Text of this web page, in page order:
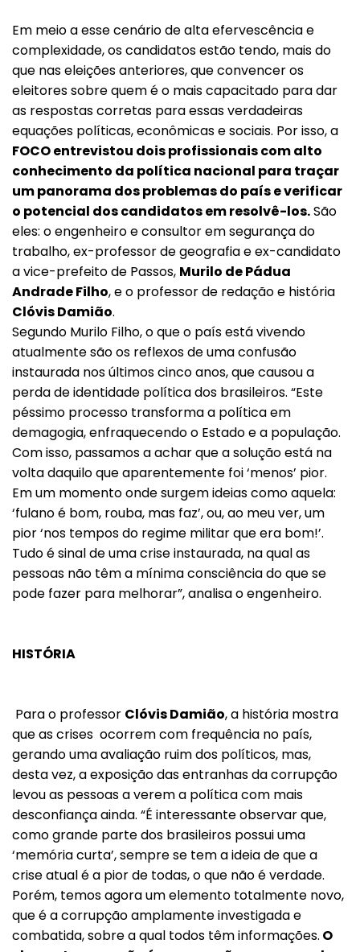
Em meio a esse cenário de alta efervescência e
complexidade, os candidatos estão tendo, mais do
que nas eleições anteriores, que convencer os
eleitores sobre quem é o mais capacitado para dar
as respostas corretas para essas verdadeiras
equações políticas, econômicas e sociais. Por isso, a
FOCO entrevistou dois profissionais com alto
conhecimento da política nacional para traçar
um panorama dos problemas do país e verificar
o potencial dos candidatos em resolvê-los.São
eles: o engenheiro e consultor em segurança do
trabalho, ex-professor de geografia e ex-candidato
a vice-prefeito de Passos, Murilo de Pádua
Andrade Filho, e o professor de redação e história
Clóvis Damião.
Segundo Murilo Filho, o que o país está vivendo
atualmente são os reflexos de uma confusão
instaurada nos últimos cinco anos, que causou a
perda de identidade política dos brasileiros. “Este
péssimo processo transforma a política em
demagogia, enfraquecendo o Estado e a população.
Com isso, passamos a achar que a solução está na
volta daquilo que aparentemente foi ‘menos’ pior.
Em um momento onde surgem ideias como aquela:
‘fulano é bom, rouba, mas faz’, ou, ao meu ver, um
pior ‘nos tempos do regime militar que era bom!’.
Tudo é sinal de uma crise instaurada, na qual as
pessoas não têm a mínima consciência do que se
pode fazer para melhorar”, analisa o engenheiro.
HISTÓRIA
Para o professor Clóvis Damião, a história mostra
que as crises ocorrem com frequência no país,
gerando uma avaliação ruim dos políticos, mas,
desta vez, a exposição das entranhas da corrupção
levou as pessoas a verem a política com mais
desconfiança ainda. “É interessante observar que,
como grande parte dos brasileiros possui uma
‘memória curta’, sempre se tem a ideia de que a
crise atual é a pior de todas, o que não é verdade.
Porém, temos agora um elemento totalmente novo,
que é a corrupção amplamente investigada e
combatida, sobre a qual todos têm informações. O